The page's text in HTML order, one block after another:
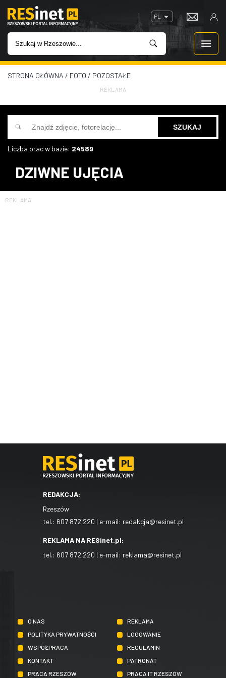
PL
WIADOMOŚCI
INWESTYCJE
IMPREZY
STRONA GŁÓWNA / FOTO / POZOSTAŁE
REKLAMA
Liczba prac w bazie: 24589
DZIWNE UJĘCIA
REKLAMA
REDAKCJA:
Rzeszów
tel.: 607 872 220 | e-mail: redakcja@resinet.pl
REKLAMA NA RESinet.pl:
tel.: 607 872 220 | e-mail: reklama@resinet.pl
O NAS
REKLAMA
POLITYKA PRYWATNOŚCI
LOGOWANIE
WSPÓŁPRACA
REGULAMIN
KONTAKT
PATRONAT
PRACA RZESZÓW
PRACA IT RZESZÓW